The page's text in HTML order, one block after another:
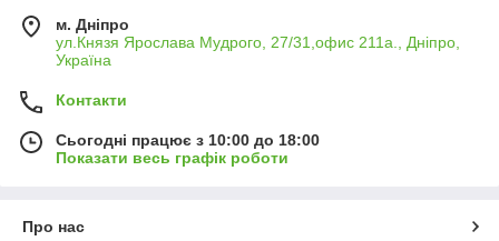
м. Дніпро
ул.Князя Ярослава Мудрого, 27/31,офис 211а., Дніпро,
Україна
Контакти
Сьогодні працює з 10:00 до 18:00
Показати весь графік роботи
Про нас